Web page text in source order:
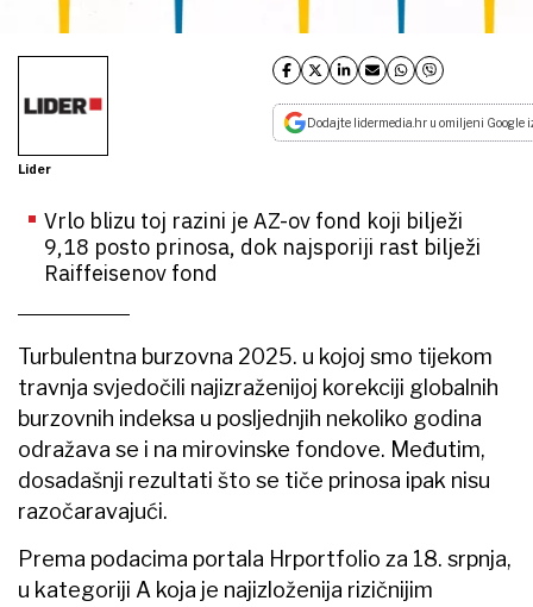
Lider
Dodajte lidermedia.hr u omiljeni Google
Vrlo blizu toj razini je AZ-ov fond koji bilježi
9,18 posto prinosa, dok najsporiji rast bilježi
Raiffeisenov fond
Turbulentna burzovna 2025. u kojoj smo tijekom
travnja svjedočili najizraženijoj korekciji globalnih
burzovnih indeksa u posljednjih nekoliko godina
odražava se i na mirovinske fondove. Međutim,
dosadašnji rezultati što se tiče prinosa ipak nisu
razočaravajući.
Prema podacima portala Hrportfolio za 18. srpnja,
u kategoriji A koja je najizloženija rizičnijim